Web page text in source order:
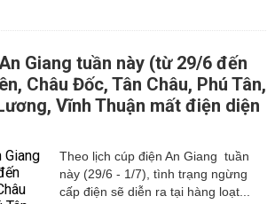
Giang tuần này (từ 29/6 đến
Châu Đốc, Tân Châu, Phú Tân,
Vĩnh Thuận mất điện diện
Theo lịch cúp điện An Giang tuần
này (29/6 - 1/7), tình trạng ngừng
cấp điện sẽ diễn ra tại hàng loạt...